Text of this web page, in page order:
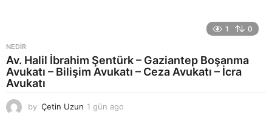
o
1 0
NEDIR
Av. Halil İbrahim Şentürk – Gaziantep Boşanma
Avukatı – Bilişim Avukatı – Ceza Avukatı – İcra
Avukatı
by Çetin Uzun 1 gün ago